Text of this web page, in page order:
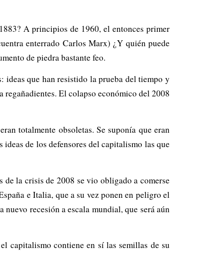
A principios de 1960, el entonces primer
enterrado Carlos Marx) ¿Y quién puede
de piedra bastante feo.
ideas que han resistido la prueba del tiempo y
El colapso económico del 2008
totalmente obsoletas. Se suponía que eran
de los defensores del capitalismo las que
la crisis de 2008 se vio obligado a comerse
e Italia, que a su vez ponen en peligro el
recesión a escala mundial, que será aún
capitalismo contiene en sí las semillas de su